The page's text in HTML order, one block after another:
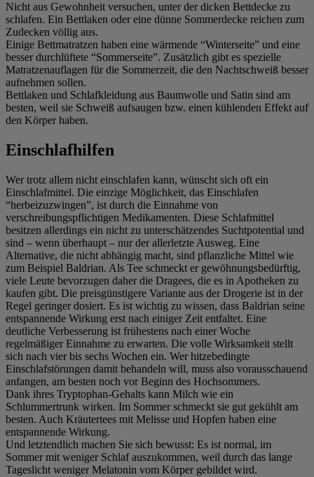
Nicht aus Gewohnheit versuchen, unter der dicken Bettdecke zu
schlafen. Ein Bettlaken oder eine dünne Sommerdecke reichen zum
Zudecken völlig aus.
Einige Bettmatratzen haben eine wärmende “Winterseite” und eine
besser durchlüftete “Sommerseite”. Zusätzlich gibt es spezielle
Matratzenauflagen für die Sommerzeit, die den Nachtschweiß besser
aufnehmen sollen.
Bettlaken und Schlafkleidung aus Baumwolle und Satin sind am
besten, weil sie Schweiß aufsaugen bzw. einen kühlenden Effekt auf
den Körper haben.
Einschlafhilfen
Wer trotz allem nicht einschlafen kann, wünscht sich oft ein
Einschlafmittel. Die einzige Möglichkeit, das Einschlafen
“herbeizuzwingen”, ist durch die Einnahme von
verschreibungspflichtigen Medikamenten. Diese Schlafmittel
besitzen allerdings ein nicht zu unterschätzendes Suchtpotential und
sind – wenn überhaupt – nur der allerletzte Ausweg. Eine
Alternative, die nicht abhängig macht, sind pflanzliche Mittel wie
zum Beispiel Baldrian. Als Tee schmeckt er gewöhnungsbedürftig,
viele Leute bevorzugen daher die Dragees, die es in Apotheken zu
kaufen gibt. Die preisgünstigere Variante aus der Drogerie ist in der
Regel geringer dosiert. Es ist wichtig zu wissen, dass Baldrian seine
entspannende Wirkung erst nach einiger Zeit entfaltet. Eine
deutliche Verbesserung ist frühestens nach einer Woche
regelmäßiger Einnahme zu erwarten. Die volle Wirksamkeit stellt
sich nach vier bis sechs Wochen ein. Wer hitzebedingte
Einschlafstörungen damit behandeln will, muss also vorausschauend
anfangen, am besten noch vor Beginn des Hochsommers.
Dank ihres Tryptophan-Gehalts kann Milch wie ein
Schlummertrunk wirken. Im Sommer schmeckt sie gut gekühlt am
besten. Auch Kräutertees mit Melisse und Hopfen haben eine
entspannende Wirkung.
Und letztendlich machen Sie sich bewusst: Es ist normal, im
Sommer mit weniger Schlaf auszukommen, weil durch das lange
Tageslicht weniger Melatonin vom Körper gebildet wird.